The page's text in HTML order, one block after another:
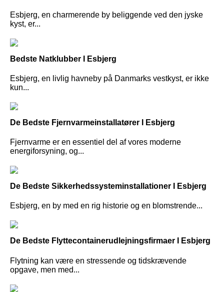
Esbjerg, en charmerende by beliggende ved den jyske
kyst, er...
Bedste Natklubber I Esbjerg
Esbjerg, en livlig havneby på Danmarks vestkyst, er ikke
kun...
De Bedste Fjernvarmeinstallatører I Esbjerg
Fjernvarme er en essentiel del af vores moderne
energiforsyning, og...
De Bedste Sikkerhedssysteminstallationer I Esbjerg
Esbjerg, en by med en rig historie og en blomstrende...
De Bedste Flyttecontainerudlejningsfirmaer I Esbjerg
Flytning kan være en stressende og tidskrævende
opgave, men med...